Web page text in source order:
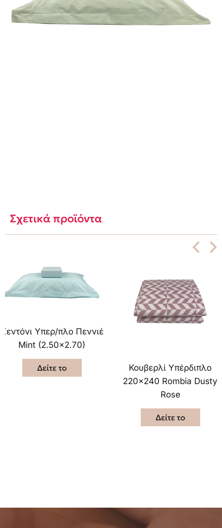
Σχετικά προϊόντα
Σεντόνι Υπερ/πλο Πεννιέ
Mint (2.50×2.70)
Δείτε το
Κουβερλί Υπέρδιπλο
220×240 Rombia Dusty
Rose
Δείτε το